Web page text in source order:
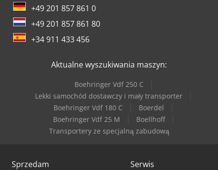
+49 201 857 861 0
+49 201 857 861 80
+34 911 433 456
Aktualne wyszukiwania maszyn:
Boehringer Vdf 250 C
Lekki samochód dostawczy i mały transporter
Boehringer Vdf 180 C
Boerdel
Boehringer Vdf 25 M
Boellhoff
Transportery ze specjalną zabudową
Sprzedam Serwis